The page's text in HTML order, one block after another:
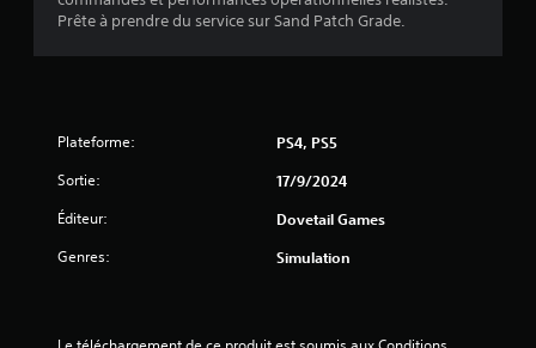
e
s
Prête à prendre du service sur Sand Patch Grade.
Plateforme: PS4, PS5
Sortie: 17/9/2024
Éditeur: Dovetail Games
Genres: Simulation